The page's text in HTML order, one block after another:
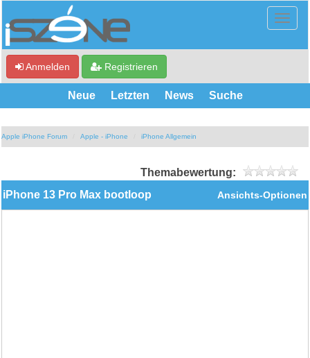
Anmelden Registrieren
Neue Letzten News Suche
Apple iPhone Forum Apple - iPhone iPhone Allgemein
Themabewertung:
Ansichts-Optionen
iPhone 13 Pro Max bootloop